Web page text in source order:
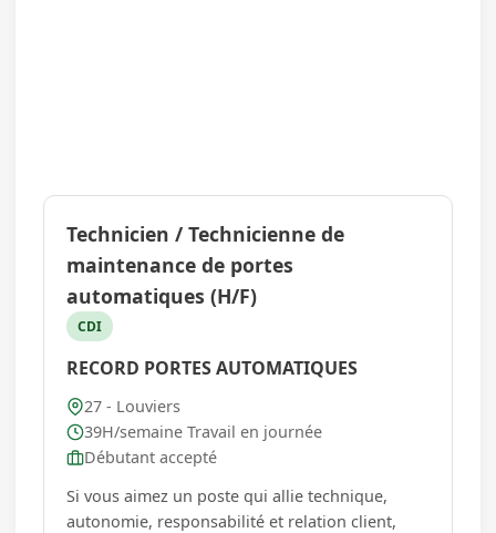
Technicien / Technicienne de
maintenance de portes
automatiques (H/F)
CDI
RECORD PORTES AUTOMATIQUES
27 - Louviers
39H/semaine Travail en journée
Débutant accepté
Si vous aimez un poste qui allie technique,
autonomie, responsabilité et relation client,